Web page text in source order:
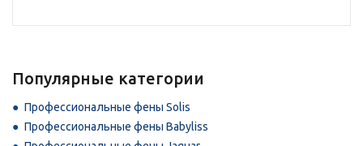
Популярные категории
Профессиональные фены Solis
Профессиональные фены Babyliss